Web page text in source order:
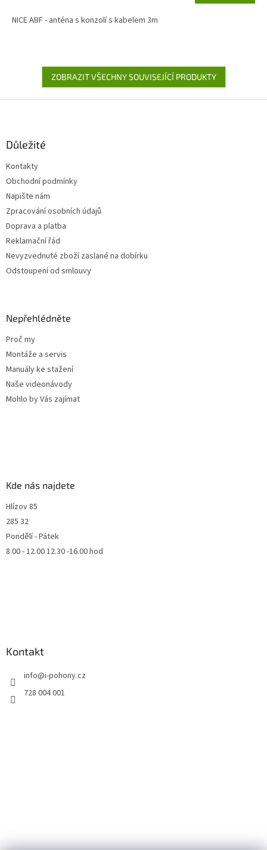
NICE ABF - anténa s konzolí s kabelem 3m
ZOBRAZIT VŠECHNY SOUVISEJÍCÍ PRODUKTY
Důležité
Kontakty
Obchodní podmínky
Napište nám
Zpracování osobních údajů
Doprava a platba
Reklamační řád
Nevyzvednuté zboží zaslané na dobírku
Odstoupení od smlouvy
Nepřehlédněte
Proč my
Montáže a servis
Manuály ke stažení
Naše videonávody
Mohlo by Vás zajímat
Kde nás najdete
Hlízov 85
285 32
Pondělí - Pátek
8.00 - 12.00 12.30 -16.00 hod
Kontakt
info@i-pohony.cz
728 004 001